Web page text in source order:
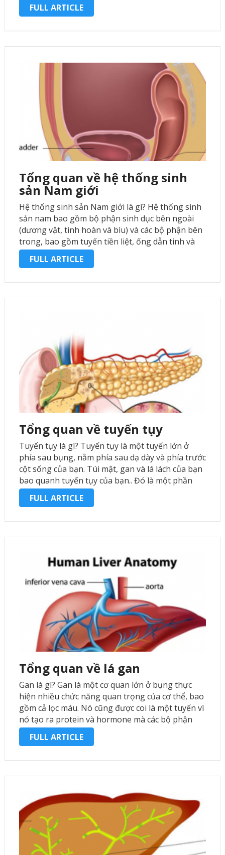
FULL ARTICLE
Tổng quan về hệ thống sinh
sản Nam giới
Hệ thống sinh sản Nam giới là gì? Hệ thống sinh
sản nam bao gồm bộ phận sinh dục bên ngoài
(dương vật, tinh hoàn và bìu) và các bộ phận bên
trong, bao gồm tuyến tiền liệt, ống dẫn tinh và
niệu đạo. Khả năng …
FULL ARTICLE
Tổng quan về tuyến tụy
Tuyến tụy là gì? Tuyến tụy là một tuyến lớn ở
phía sau bụng, nằm phía sau dạ dày và phía trước
cột sống của bạn. Túi mật, gan và lá lách của bạn
bao quanh tuyến tụy của bạn.. Đó là một phần
của hệ …
FULL ARTICLE
Tổng quan về lá gan
Gan là gì? Gan là một cơ quan lớn ở bụng thực
hiện nhiều chức năng quan trọng của cơ thể, bao
gồm cả lọc máu. Nó cũng được coi là một tuyến vì
nó tạo ra protein và hormone mà các bộ phận
khác của …
FULL ARTICLE